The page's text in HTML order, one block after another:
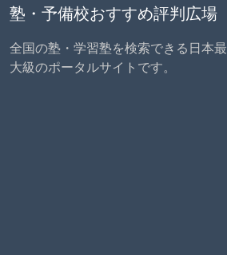
塾・予備校おすすめ評判広場
全国の塾・学習塾を検索できる日本最
大級のポータルサイトです。